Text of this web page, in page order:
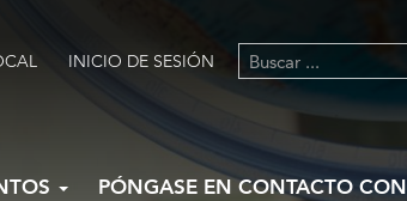
INICIO DE SESIÓN
PÓNGASE EN CONTACTO CON